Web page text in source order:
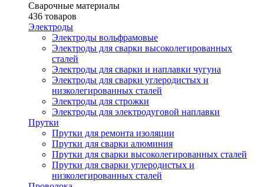
Сварочные материалы
436 товаров
Электроды
Электроды вольфрамовые
Электроды для сварки высоколегированных
сталей
Электроды для сварки и наплавки чугуна
Электроды для сварки углеродистых и
низколегированных сталей
Электроды для строжки
Электроды для электродуговой наплавки
Прутки
Прутки для ремонта изоляции
Прутки для сварки алюминия
Прутки для сварки высоколегированных сталей
Прутки для сварки углеродистых и
низколегированных сталей